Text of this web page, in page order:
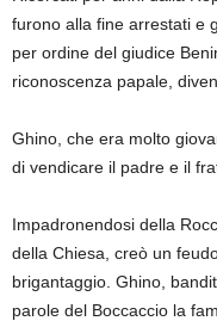
furono alla fine arrestati e
per ordine del giudice
riconoscenza papale,
Ghino, che era molto
di vendicare il padre e il
Impadronendosi della
della Chiesa, creò un
brigantaggio. Ghino,
parole del Boccaccio la